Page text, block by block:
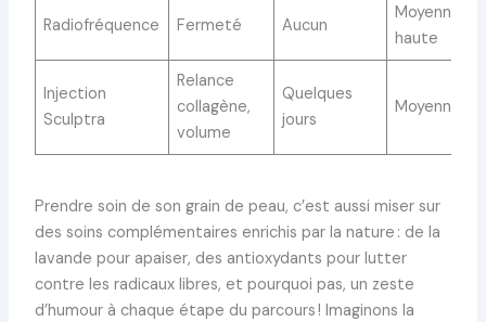
Radiofréquence Fermeté Aucun
Moyenne à
haute
Injection
Sculptra
Relance
collagène,
volume
Quelques
jours
Moyenne
Prendre soin de son grain de peau, c’est aussi miser sur
des soins complémentaires enrichis par la nature : de la
lavande pour apaiser, des antioxydants pour lutter
contre les radicaux libres, et pourquoi pas, un zeste
d’humour à chaque étape du parcours ! Imaginons la